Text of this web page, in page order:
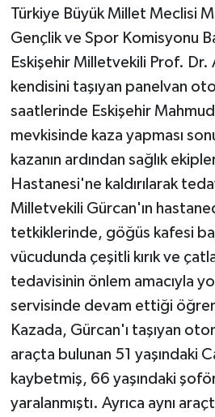
Türkiye Büyük Millet Meclisi
Gençlik ve Spor Komisyonu
Eskişehir Milletvekili Prof. Dr.
kendisini taşıyan panelvan
saatlerinde Eskişehir
mevkisinde kaza yapması
kazanın ardından sağlık
Hastanesi'ne kaldırılarak
Milletvekili Gürcan'ın
tetkiklerinde, göğüs kafesi
vücudunda çeşitli kırık ve
tedavisinin önlem amacıyla
servisinde devam ettiği
Kazada, Gürcan'ı taşıyan
araçta bulunan 51 yaşındaki
kaybetmiş, 66 yaşındaki
yaralanmıştı. Ayrıca aynı
Yaşam
Yurttan